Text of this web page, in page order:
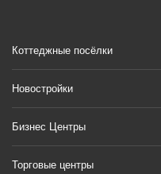
Коттеджные посёлки
Новостройки
Бизнес Центры
Торговые центры